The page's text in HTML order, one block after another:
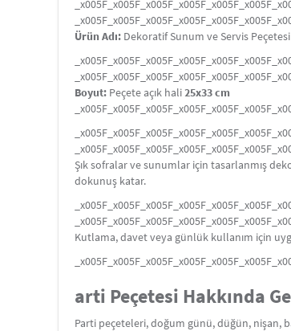
Ürün Adı: Dekoratif Sunum ve Servis Peçetesi
Boyut: Peçete açık hali 25x33 cm
Şık sofralar ve sunumlar için tasarlanmış
dokunuş katar.
Kutlama, davet veya günlük kullanım için
arti Peçetesi Hakkında
Parti peçeteleri, doğum günü, düğün, nişan,